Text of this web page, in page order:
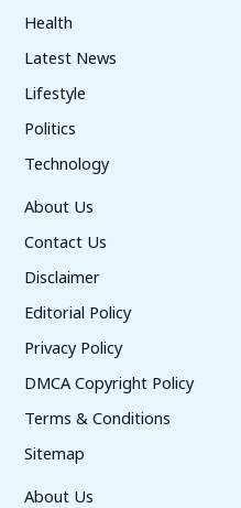
Health
Latest News
Lifestyle
Politics
Technology
About Us
Contact Us
Disclaimer
Editorial Policy
Privacy Policy
DMCA Copyright Policy
Terms & Conditions
Sitemap
About Us